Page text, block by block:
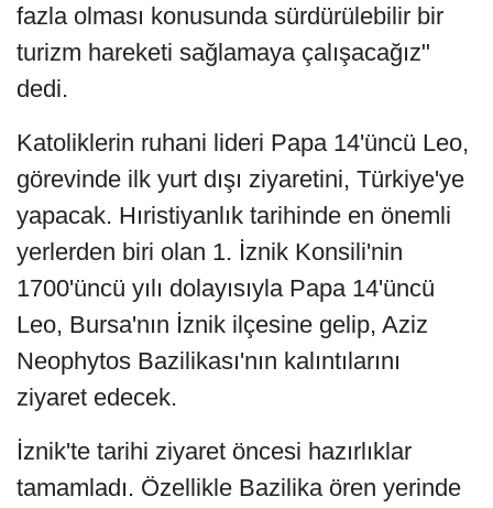
fazla olması konusunda sürdürülebilir bir
turizm hareketi sağlamaya çalışacağız"
dedi.
Katoliklerin ruhani lideri Papa 14'üncü Leo,
görevinde ilk yurt dışı ziyaretini, Türkiye'ye
yapacak. Hıristiyanlık tarihinde en önemli
yerlerden biri olan 1. İznik Konsili'nin
1700'üncü yılı dolayısıyla Papa 14'üncü
Leo, Bursa'nın İznik ilçesine gelip, Aziz
Neophytos Bazilikası'nın kalıntılarını
ziyaret edecek.
İznik'te tarihi ziyaret öncesi hazırlıklar
tamamladı. Özellikle Bazilika ören yerinde